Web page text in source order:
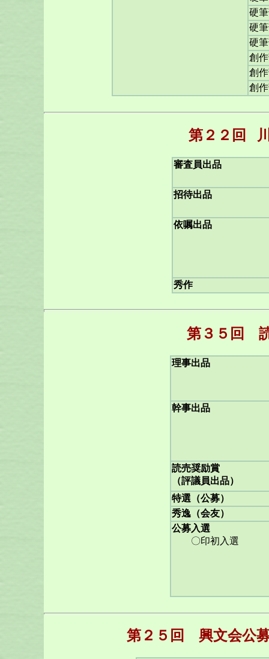
硬
硬
硬
創
創
創
第２２回
審査員出品
招待出品
依嘱出品
秀作
第３５回
理事出品
幹事出品
読売奨励賞
（評議員出品）
特選（公募）
秀逸（会友）
公募入選
〇印初入選
第２５回 興文会公